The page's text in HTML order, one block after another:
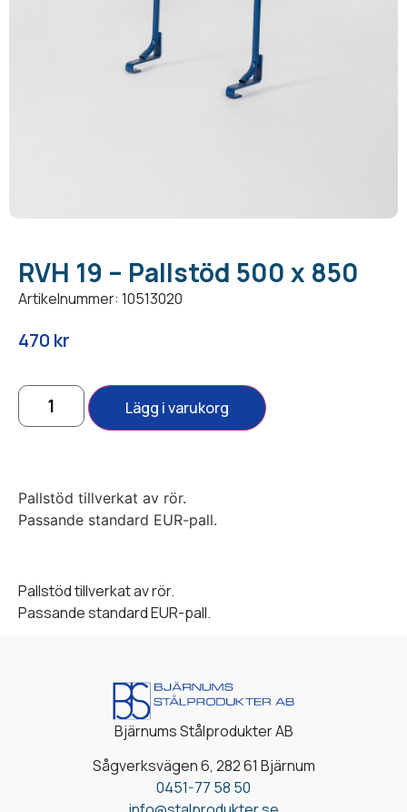
RVH 19 – Pallstöd 500 x 850
Artikelnummer: 10513020
470 kr
Lägg i varukorg
Pallstöd tillverkat av rör.
Passande standard EUR-pall.
Pallstöd tillverkat av rör.
Passande standard EUR-pall.
Bjärnums Stålprodukter AB
Sågverksvägen 6, 282 61 Bjärnum
0451-77 58 50